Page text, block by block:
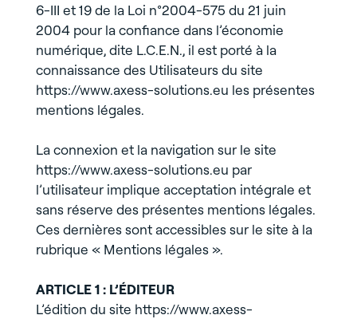
6-III et 19 de la Loi n°2004-575 du 21 juin
2004 pour la confiance dans l’économie
numérique, dite L.C.E.N., il est porté à la
connaissance des Utilisateurs du site
https://www.axess-solutions.eu les présentes
mentions légales.
La connexion et la navigation sur le site
https://www.axess-solutions.eu par
l’utilisateur implique acceptation intégrale et
sans réserve des présentes mentions légales.
Ces dernières sont accessibles sur le site à la
rubrique « Mentions légales ».
ARTICLE 1 : L’ÉDITEUR
L’édition du site https://www.axess-